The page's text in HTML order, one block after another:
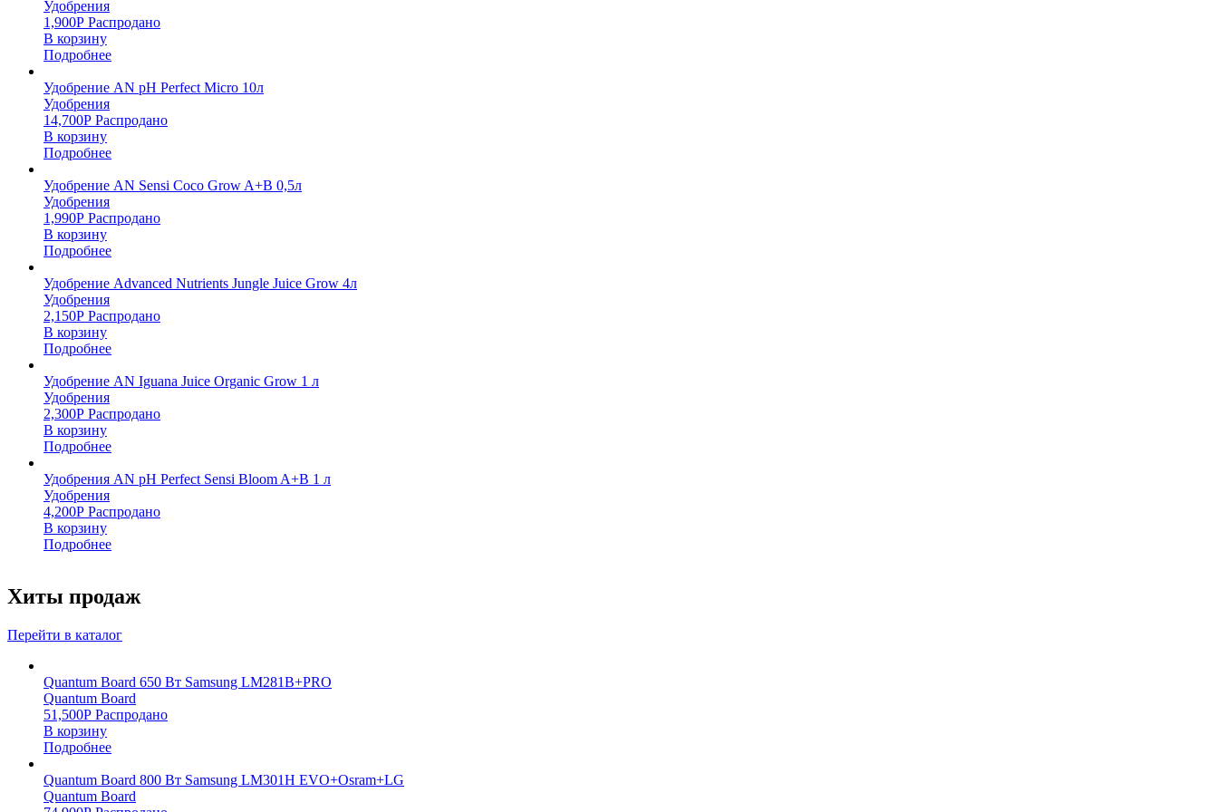
Удобрения
1,900Р Распродано
В корзину
Подробнее
Удобрение AN pH Perfect Micro 10л
Удобрения
14,700Р Распродано
В корзину
Подробнее
Удобрение AN Sensi Coco Grow A+B 0,5л
Удобрения
1,990Р Распродано
В корзину
Подробнее
Удобрение Advanced Nutrients Jungle Juice Grow 4л
Удобрения
2,150Р Распродано
В корзину
Подробнее
Удобрение AN Iguana Juice Organic Grow 1 л
Удобрения
2,300Р Распродано
В корзину
Подробнее
Удобрения AN pH Perfect Sensi Bloom A+B 1 л
Удобрения
4,200Р Распродано
В корзину
Подробнее
Хиты продаж
Перейти в каталог
Quantum Board 650 Вт Samsung LM281B+PRO
Quantum Board
51,500Р Распродано
В корзину
Подробнее
Quantum Board 800 Вт Samsung LM301H EVO+Osram+LG
Quantum Board